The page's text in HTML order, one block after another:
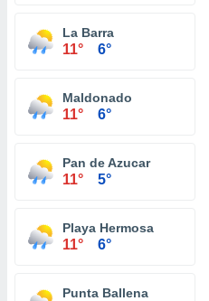
La Barra
11° 6°
Maldonado
11° 6°
Pan de Azucar
11° 5°
Playa Hermosa
11° 6°
Punta Ballena